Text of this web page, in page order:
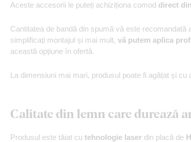
Aceste accesorii le puteți achiziționa comod direct
Cantitatea de bandă din spumă vă este
simplificați montajul și mai mult, vă putem aplica
această opțiune în ofertă.
La dimensiuni mai mari, produsul poate fi agățat și cu
Calitate din lemn care durează
Produsul este tăiat cu tehnologie laser din placă de